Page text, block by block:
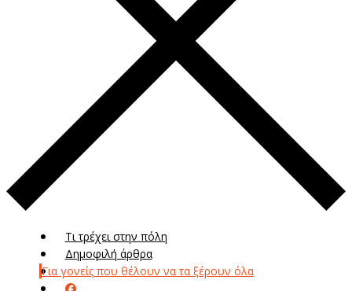
Τι τρέχει στην πόλη
Δημοφιλή άρθρα
Για γονείς που θέλουν να τα ξέρουν όλα